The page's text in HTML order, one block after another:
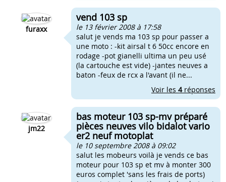
furaxx
vend 103 sp
le 13 février 2008 à 17:58
salut je vends ma 103 sp pour passer a
une moto : -kit airsal t 6 50cc encore en
rodage -pot gianelli ultima un peu usé
(la cartouche est vide) -jantes neuves a
baton -feux de rcx a l'avant (il ne...
Voir les 4réponses
jm22
bas moteur 103 sp-mv préparé
pièces neuves vilo bidalot vario
er2 neuf motoplat
le 10 septembre 2008 à 09:02
salut les mobeurs voilà je vends ce bas
moteur pour 103 sp et mv à monter 300
euros complet 'sans les frais de ports)